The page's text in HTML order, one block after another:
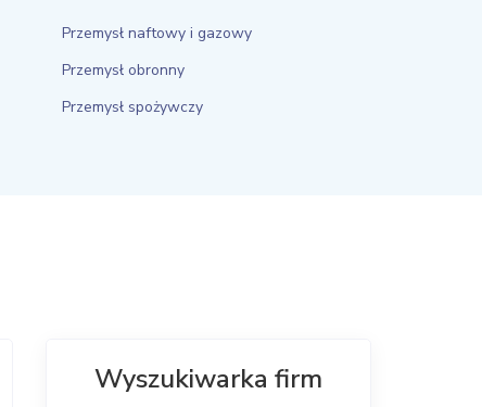
Przemysł naftowy i gazowy
Przemysł obronny
Przemysł spożywczy
Wyszukiwarka firm